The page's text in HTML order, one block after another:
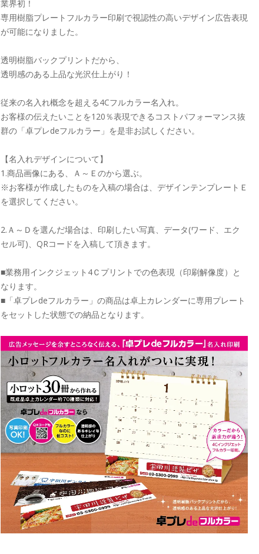
業界初！
専用樹脂プレートフルカラー印刷で視認性の高いデザイン広告表現
が可能になりました。
透明樹脂バックプリントだから、
透明感のある上品な光沢仕上がり！
従来の名入れ概念を超える4Cフルカラー名入れ。
お客様の伝えたいことを120％表現できるコストパフォーマンス抜
群の「卓プレdeフルカラー」を是非お試しください。
【名入れデザインについて】
1.商品画像にある、Ａ～Ｅのから選ぶ。
※お客様が作成したものを入稿の場合は、デザインテンプレートＥ
を選択してください。
2.Ａ～Ｄを選んだ場合は、印刷したい写真、データ(ワード、エク
セル可)、QRコードを入稿して頂きます。
■業務用インクジェット4Ｃプリントでの色表現（印刷解像度）と
なります。
■「卓プレdeフルカラー」の商品は卓上カレンダーに専用プレート
をセットした状態での納品となります。